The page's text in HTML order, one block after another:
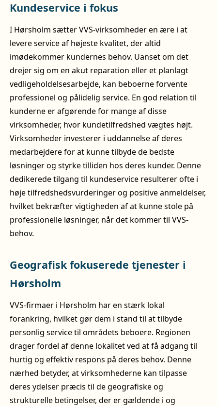
Kundeservice i fokus
I Hørsholm sætter VVS-virksomheder en ære i at
levere service af højeste kvalitet, der altid
imødekommer kundernes behov. Uanset om det
drejer sig om en akut reparation eller et planlagt
vedligeholdelsesarbejde, kan beboerne forvente
professionel og pålidelig service. En god relation til
kunderne er afgørende for mange af disse
virksomheder, hvor kundetilfredshed vægtes højt.
Virksomheder investerer i uddannelse af deres
medarbejdere for at kunne tilbyde de bedste
løsninger og styrke tilliden hos deres kunder. Denne
dedikerede tilgang til kundeservice resulterer ofte i
høje tilfredshedsvurderinger og positive anmeldelser,
hvilket bekræfter vigtigheden af at kunne stole på
professionelle løsninger, når det kommer til VVS-
behov.
Geografisk fokuserede tjenester i
Hørsholm
VVS-firmaer i Hørsholm har en stærk lokal
forankring, hvilket gør dem i stand til at tilbyde
personlig service til områdets beboere. Regionen
drager fordel af denne lokalitet ved at få adgang til
hurtig og effektiv respons på deres behov. Denne
nærhed betyder, at virksomhederne kan tilpasse
deres ydelser præcis til de geografiske og
strukturelle betingelser, der er gældende i og